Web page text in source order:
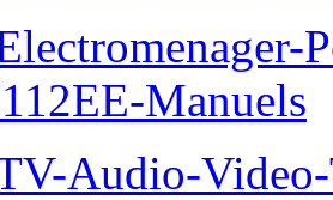
Manuels
Audio-